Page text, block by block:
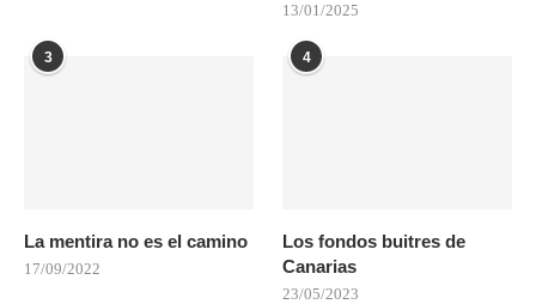
13/01/2025
3
La mentira no es el camino
17/09/2022
4
Los fondos buitres de
Canarias
23/05/2023